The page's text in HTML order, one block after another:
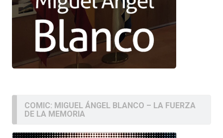
COMIC: MIGUEL ÁNGEL BLANCO – LA FUERZA
DE LA MEMORIA